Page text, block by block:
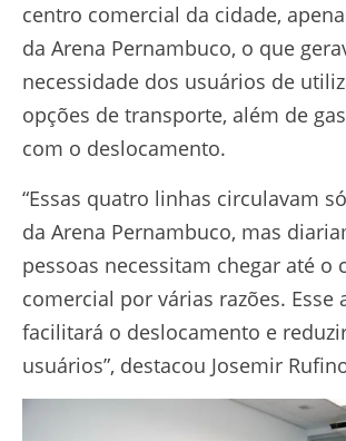
centro comercial da cidade,
da Arena Pernambuco, o que
necessidade dos usuários de
opções de transporte, além de
com o deslocamento.
“Essas quatro linhas circulavam
da Arena Pernambuco, mas
pessoas necessitam chegar até o
comercial por várias razões. Esse
facilitará o deslocamento e
usuários”, destacou Josemir